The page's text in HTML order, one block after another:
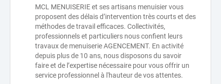
MCL MENUISERIE et ses artisans menuisier vous
proposent des délais d’intervention très courts et des
méthodes de travail efficaces. Collectivités,
professionnels et particuliers nous confient leurs
travaux de menuiserie AGENCEMENT. En activité
depuis plus de 10 ans, nous disposons du savoir
faire et de l’expertise nécessaire pour vous offrir un
service professionnel à l'hauteur de vos attentes.